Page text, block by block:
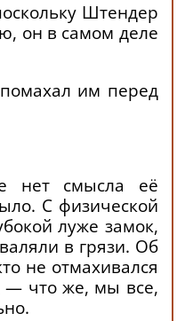
Штендер
он в самом деле
им перед
нет смысла её
С физической
луже замок,
в грязи. Об
не отмахивался
— что же, мы все,